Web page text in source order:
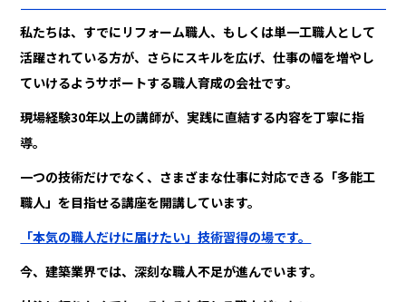
私たちは、すでにリフォーム職人、もしくは単一工職人として
活躍されている方が、さらにスキルを広げ、仕事の幅を増やし
ていけるようサポートする職人育成の会社です。
現場経験30年以上の講師が、実践に直結する内容を丁寧に指
導。
一つの技術だけでなく、さまざまな仕事に対応できる「多能工
職人」を目指せる講座を開講しています。
「本気の職人だけに届けたい」技術習得の場です。
今、建築業界では、深刻な職人不足が進んでいます。